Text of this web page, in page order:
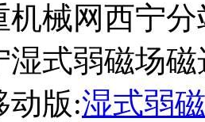
机械网西宁
湿式弱磁场
动版:湿式弱